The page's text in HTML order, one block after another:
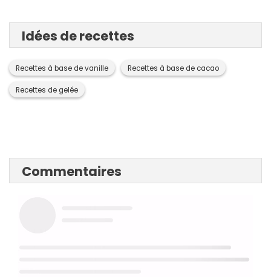
Idées de recettes
Recettes à base de vanille Recettes à base de cacao
Recettes de gelée
Commentaires